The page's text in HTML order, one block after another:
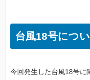
台風18号につ
今回発生した台風18号に